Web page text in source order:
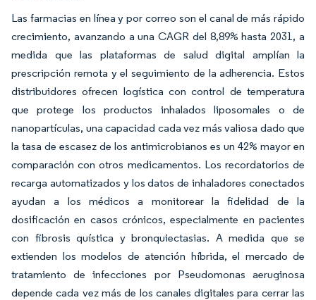
Las farmacias en línea y por correo son el canal de más rápido
crecimiento, avanzando a una CAGR del 8,89% hasta 2031, a
medida que las plataformas de salud digital amplían la
prescripción remota y el seguimiento de la adherencia. Estos
distribuidores ofrecen logística con control de temperatura
que protege los productos inhalados liposomales o de
nanopartículas, una capacidad cada vez más valiosa dado que
la tasa de escasez de los antimicrobianos es un 42% mayor en
comparación con otros medicamentos. Los recordatorios de
recarga automatizados y los datos de inhaladores conectados
ayudan a los médicos a monitorear la fidelidad de la
dosificación en casos crónicos, especialmente en pacientes
con fibrosis quística y bronquiectasias. A medida que se
extienden los modelos de atención híbrida, el mercado de
tratamiento de infecciones por Pseudomonas aeruginosa
depende cada vez más de los canales digitales para cerrar las